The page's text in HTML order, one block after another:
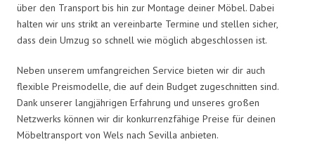
über den Transport bis hin zur Montage deiner Möbel. Dabei
halten wir uns strikt an vereinbarte Termine und stellen sicher,
dass dein Umzug so schnell wie möglich abgeschlossen ist.
Neben unserem umfangreichen Service bieten wir dir auch
flexible Preismodelle, die auf dein Budget zugeschnitten sind.
Dank unserer langjährigen Erfahrung und unseres großen
Netzwerks können wir dir konkurrenzfähige Preise für deinen
Möbeltransport von Wels nach Sevilla anbieten.